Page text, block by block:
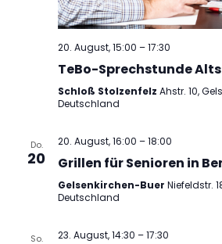
20. August, 15:00 –17:30
TeBo-Sprechstunde
Schloß Stolzenfelz Ahstr. 10,
Deutschland
Do.
20
20. August, 16:00 –18:00
Grillen für Senioren in
Gelsenkirchen-Buer Niefeldstr.
Deutschland
So. 23. August, 14:30 –17:30